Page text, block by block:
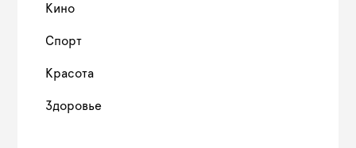
Кино
Спорт
Красота
Здоровье